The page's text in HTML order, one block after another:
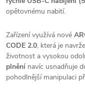
opětovnému nabití.
Zařízení využívá nové
CODE 2.0, která je
životnost a vysokou
plnění navíc usnadňuje
pohodlnější manipulaci